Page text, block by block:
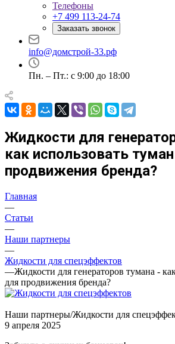
Телефоны
+7 499 113-24-74
Заказать звонок
info@домстрой-33.рф
Пн. – Пт.: с 9:00 до 18:00
Жидкости для
как использовать
продвижения бренда?
Главная
—
Статьи
—
Наши партнеры
—
Жидкости для спецэффектов
—Жидкости для генераторов тумана -
для продвижения бренда?
Наши партнеры/Жидкости для
9 апреля 2025